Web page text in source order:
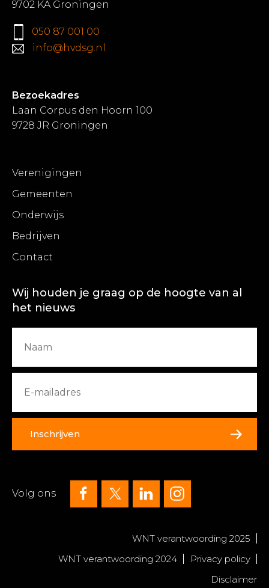
9702 KA Groningen
050 87 001 00
info@hvdsg.nl
Bezoekadres
Laan Corpus den Hoorn 100
9728 JR Groningen
Verenigingen
Gemeenten
Onderwijs
Bedrijven
Contact
Wij houden je graag op de hoogte van al
het nieuws
Inschrijven
Volg ons
WNT verantwoording 2025
WNT verantwoording 2024
Privacy policy
Disclaimer